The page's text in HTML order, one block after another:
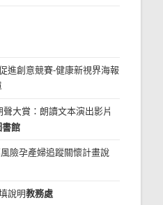
進創意競賽-健康新視界海報
大賞：朗讀文本演出影片
書館
險孕產婦追蹤關懷計畫說
說明教務處